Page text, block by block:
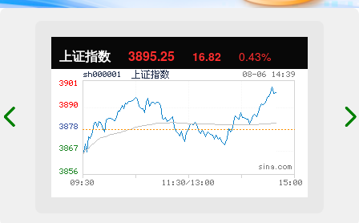
上证指数 3895.48 17.05 0.44%